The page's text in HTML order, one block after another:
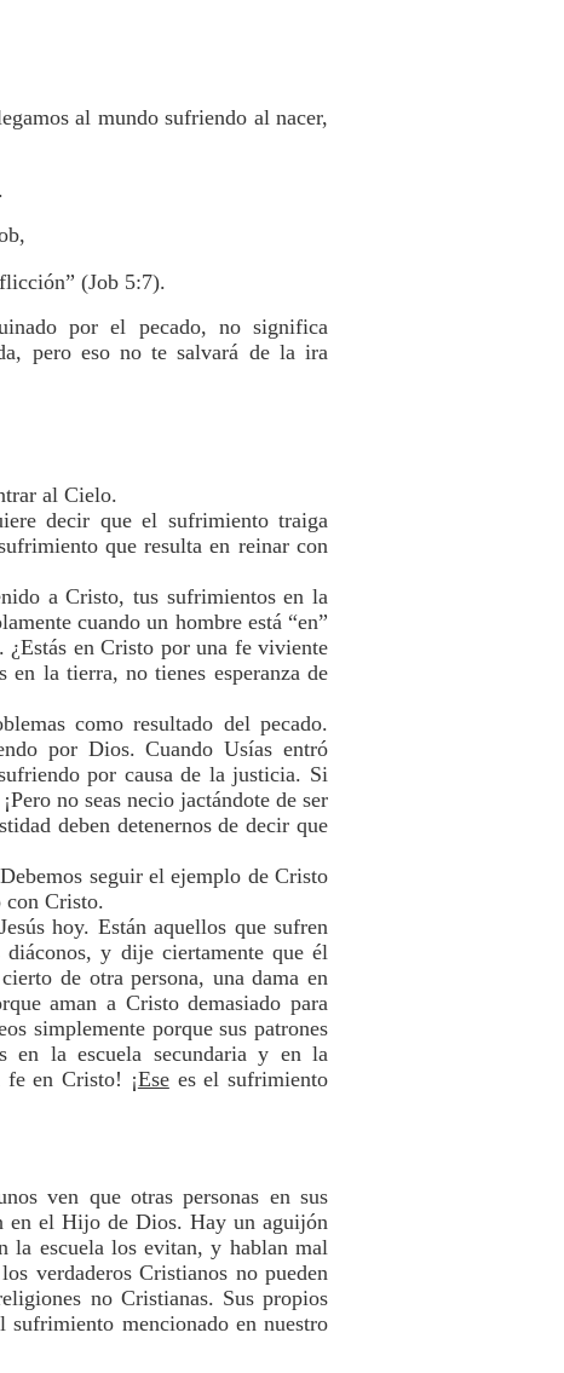
al mundo sufriendo al nacer,
(Job 5:7).
por el pecado, no significa
pero eso no te salvará de la ira
al Cielo.
decir que el sufrimiento traiga
que resulta en reinar con
a Cristo, tus sufrimientos en la
cuando un hombre está “en”
en Cristo por una fe viviente
en la tierra, no tienes esperanza de
como resultado del pecado.
por Dios. Cuando Usías entró
por causa de la justicia. Si
no seas necio jactándote de ser
deben detenernos de decir que
seguir el ejemplo de Cristo
con Cristo.
hoy. Están aquellos que sufren
y dije ciertamente que él
de otra persona, una dama en
aman a Cristo demasiado para
simplemente porque sus patrones
en la escuela secundaria y en la
fe en Cristo! ¡Esees el sufrimiento
ven que otras personas en sus
en el Hijo de Dios. Hay un aguijón
la escuela los evitan, y hablan mal
verdaderos Cristianos no pueden
no Cristianas. Sus propios
sufrimiento mencionado en nuestro